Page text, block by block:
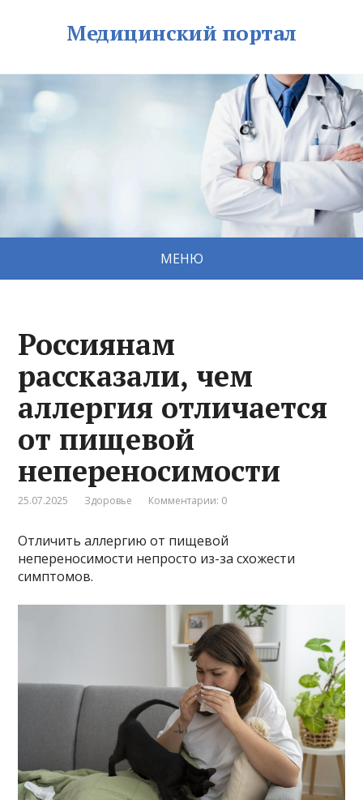
Медицинский портал
МЕНЮ
Россиянам
рассказали, чем
аллергия отличается
от пищевой
непереносимости
25.07.2025 Здоровье Комментарии: 0
Отличить аллергию от пищевой
непереносимости непросто из-за схожести
симптомов.